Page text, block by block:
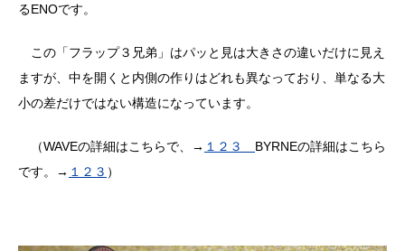
るENOです。
この「フラップ３兄弟」はパッと見は大きさの違いだけに見え
ますが、中を開くと内側の作りはどれも異なっており、単なる大
小の差だけではない構造になっています。
（WAVEの詳細はこちらで、→ １２３
BYRNEの詳細はこちら
です。→ １ ２ ３ ）